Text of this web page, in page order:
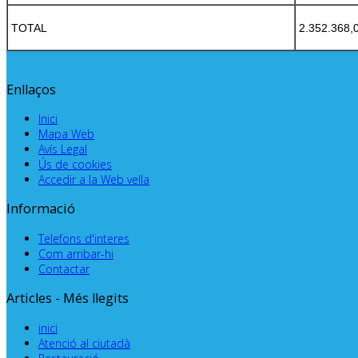
TOTAL
Enllaços
Inici
Mapa Web
Avís Legal
Ús de cookies
Accedir a la Web vella
Informació
Telefons d'interes
Com arribar-hi
Contactar
Articles - Més llegits
inici
Atenció al ciutadà